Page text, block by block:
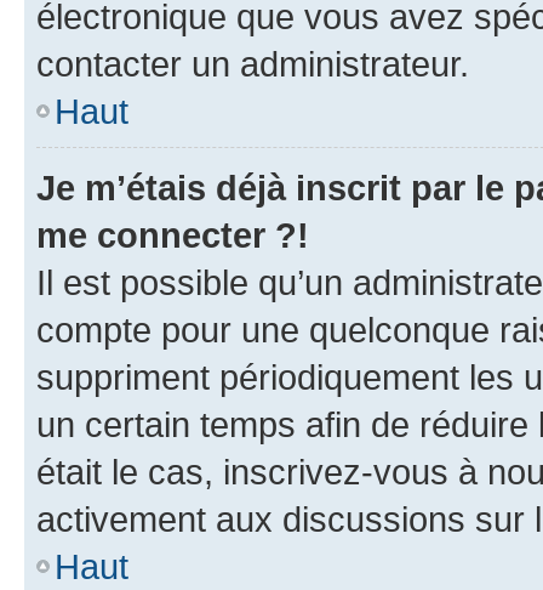
électronique que vous avez
contacter un administrateur.
Haut
Je m’étais déjà inscrit par le
me connecter ?!
Il est possible qu’un
compte pour une quelconque
suppriment périodiquement les
un certain temps afin de
était le cas, inscrivez-vous à
activement aux discussions sur
Haut